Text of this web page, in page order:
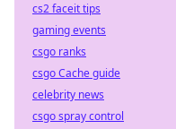
cs2 faceit tips
gaming events
csgo ranks
csgo Cache guide
celebrity news
csgo spray control